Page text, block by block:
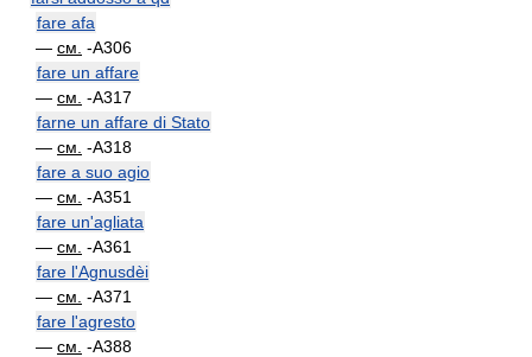
fare afa
— см. -A306
fare un affare
— см. -A317
farne un affare di Stato
— см. -A318
fare a suo agio
— см. -A351
fare un'agliata
— см. -A361
fare l'Agnusdèi
— см. -A371
fare l'agresto
— см. -A388